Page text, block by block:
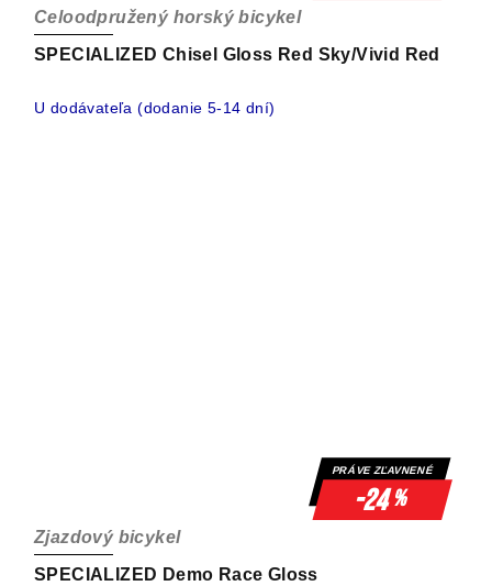
SPECIALIZED Chisel Gloss Red Sky/Vivid Red
Celoodpružený horský bicykel
U dodávateľa (dodanie 5-14 dní)
PRÁVE ZĽAVNENÉ
-24%
SPECIALIZED Demo Race Gloss
Zjazdový bicykel